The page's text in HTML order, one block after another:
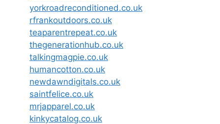
yorkroadreconditioned.co.uk
rfrankoutdoors.co.uk
teaparentrepeat.co.uk
thegenerationhub.co.uk
talkingmagpie.co.uk
humancotton.co.uk
newdawndigitals.co.uk
saintfelice.co.uk
mrjapparel.co.uk
kinkycatalog.co.uk